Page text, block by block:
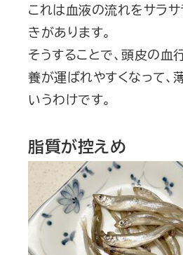
これは血液の流れをサラ
きがあります。
そうすることで、頭皮の血
養が運ばれやすくなって、
いうわけです。
脂質が控えめ